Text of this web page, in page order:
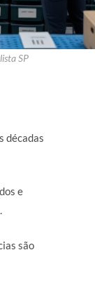
SP
décadas
e
são